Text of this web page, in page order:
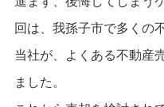
回は、我孫子市で多くの
当社が、よくある不動産
ました。